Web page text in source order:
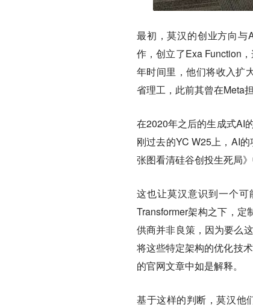
最初，莫汉的创业方向与
作，创立了Exa Function
年时间里，他们将收入扩
省理工，此前其曾在Meta
在2020年之后的生成式AI
刚过去的YC W25上，AI
张图看清硅谷创投生死局》
这也让莫汉意识到一个
Transformer架构之下，定
供商并非良策，因为要么
将这些特定架构的优化技
的官网文章中如是解释。
基于这样的判断，莫汉